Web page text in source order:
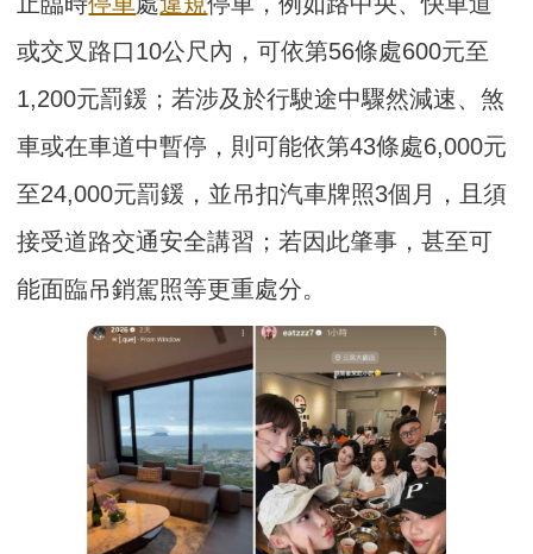
或交叉路口10公尺內，可依第56條處600元至
1,200元罰鍰；若涉及於行駛途中驟然減速、煞
車或在車道中暫停，則可能依第43條處6,000元
至24,000元罰鍰，並吊扣汽車牌照3個月，且須
接受道路交通安全講習；若因此肇事，甚至可
能面臨吊銷駕照等更重處分。